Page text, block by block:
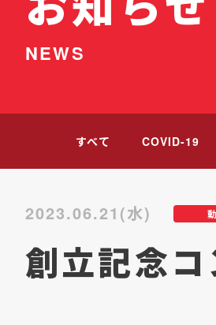
NEWS
すべて COVID-19
2023.06.21(水)
創立記念